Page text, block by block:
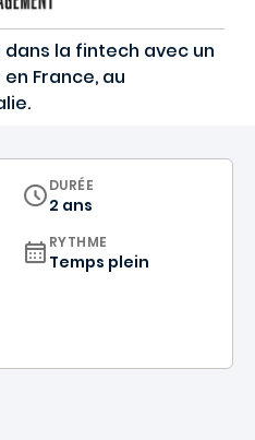
la fintech avec un
France, au
DURÉE
2 ans
RYTHME
Temps plein